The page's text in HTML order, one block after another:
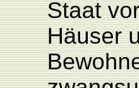
Staat
Häuser